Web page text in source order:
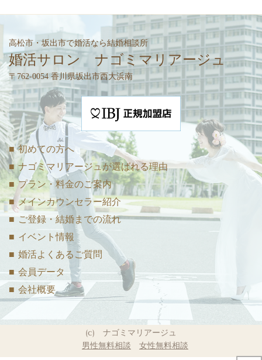
高松市・坂出市で婚活なら結婚相談所
婚活サロン ナゴミマリアージュ
〒762-0054 香川県坂出市西大浜南
■ 初めての方へ
■ ナゴミマリアージュが選ばれる理由
■ プラン・料金のご案内
■ メインカウンセラー紹介
■ ご登録・結婚までの流れ
■ イベント情報
■ 婚活よくあるご質問
■ 会員データ
■ 会社概要
(c) ナゴミマリアージュ
男性無料相談
女性無料相談